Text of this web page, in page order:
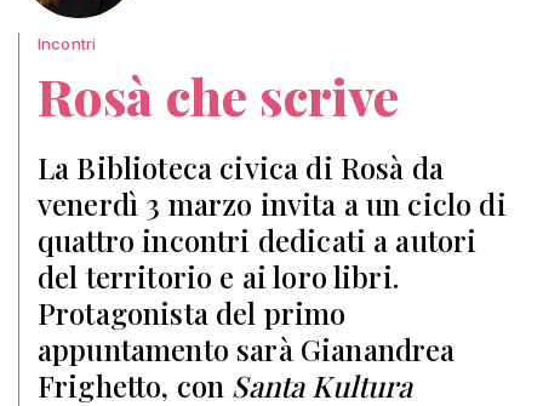
Incontri
Rosà che scrive
La Biblioteca civica di Rosà da
venerdì 3 marzo invita a un ciclo di
quattro incontri dedicati a autori
del territorio e ai loro libri.
Protagonista del primo
appuntamento sarà Gianandrea
Frighetto, con Santa Kultura